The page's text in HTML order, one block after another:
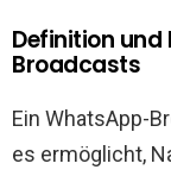
Definition
Broadcasts
Ein WhatsApp-
es ermöglicht,